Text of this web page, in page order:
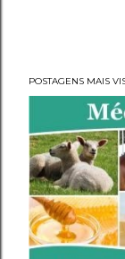
POSTAGENS MAIS